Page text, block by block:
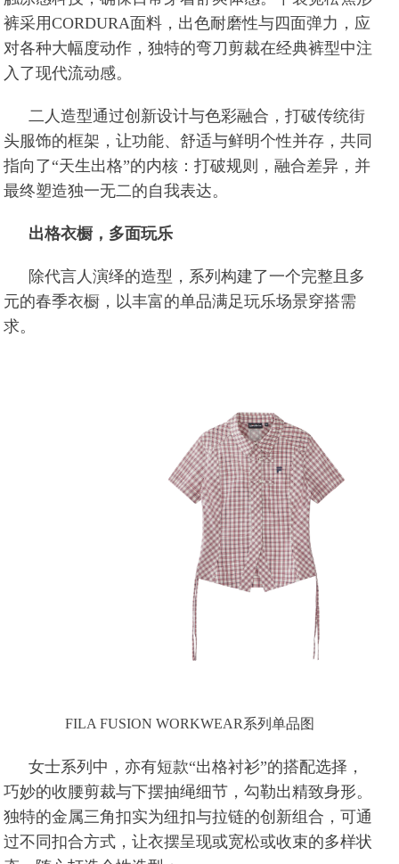
裤采用CORDURA面料，出色耐磨性与四面弹力，应
对各种大幅度动作，独特的弯刀剪裁在经典裤型中注
入了现代流动感。
二人造型通过创新设计与色彩融合，打破传统街
头服饰的框架，让功能、舒适与鲜明个性并存，共同
指向了“天生出格”的内核：打破规则，融合差异，并
最终塑造独一无二的自我表达。
出格衣橱，多面玩乐
除代言人演绎的造型，系列构建了一个完整且多
元的春季衣橱，以丰富的单品满足玩乐场景穿搭需
求。
FILA FUSION WORKWEAR系列单品图
女士系列中，亦有短款“出格衬衫”的搭配选择，
巧妙的收腰剪裁与下摆抽绳细节，勾勒出精致身形。
独特的金属三角扣实为纽扣与拉链的创新组合，可通
过不同扣合方式，让衣摆呈现或宽松或收束的多样状